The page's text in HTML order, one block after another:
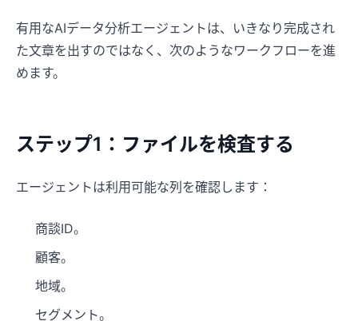
有用なAIデータ分析エージェントは、いきなり完成され
た文章を出すのではなく、次のようなワークフローを進
めます。
ステップ1：ファイルを検査する
エージェントは利用可能な列を確認します：
商談ID。
顧客。
地域。
セグメント。